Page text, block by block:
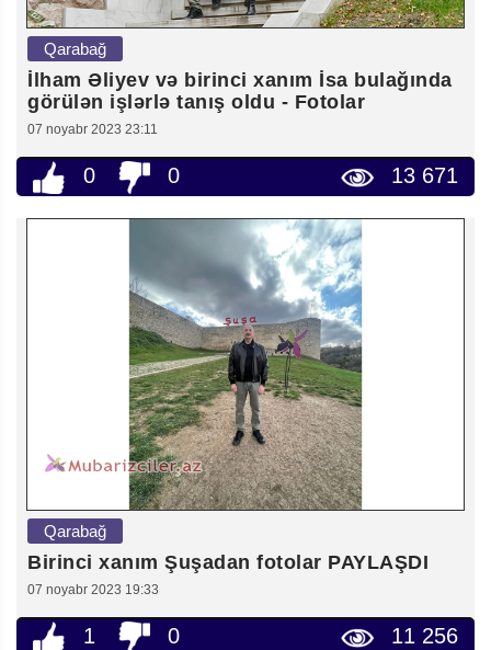
Qarabağ
İlham Əliyev və birinci xanım İsa bulağında
görülən işlərlə tanış oldu - Fotolar
07 noyabr 2023 23:11
0 0 13 671
Qarabağ
Birinci xanım Şuşadan fotolar PAYLAŞDI
07 noyabr 2023 19:33
1 0 11 256